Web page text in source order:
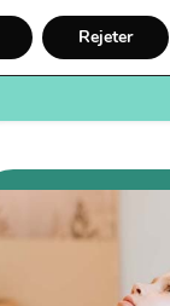
Santé
Rejeter